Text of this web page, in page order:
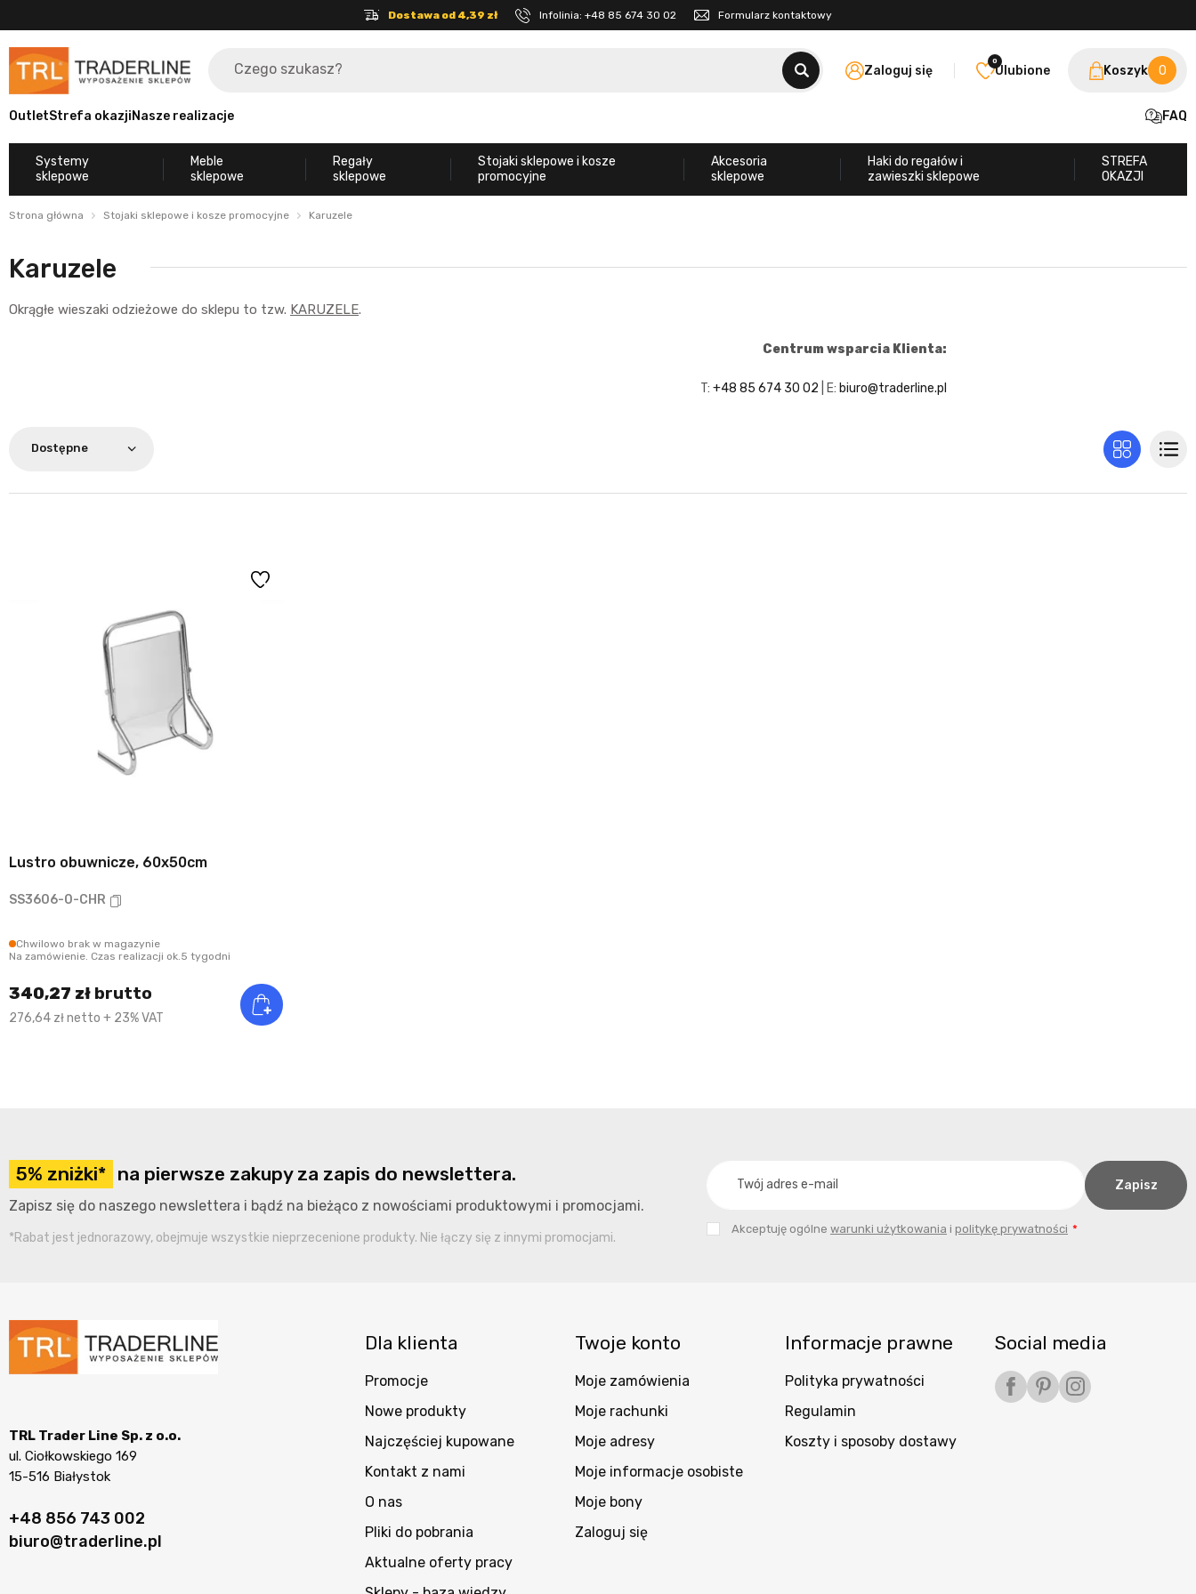
Dostawa od 4,39 zł Infolinia: +48 85 674 30 02 Formularz kontaktowy
Zaloguj się Ulubione
0
Koszyk 0
OutletStrefa okazjiNasze realizacje FAQ
Systemy
sklepowe
Meble
sklepowe
Regały
sklepowe
Stojaki sklepowe i kosze
promocyjne
Akcesoria
sklepowe
Haki do regałów i
zawieszki sklepowe
STREFA
OKAZJI
Strona główna Stojaki sklepowe i kosze promocyjne Karuzele
Karuzele
Okrągłe wieszaki odzieżowe do sklepu to tzw. KARUZELE.
Centrum wsparcia Klienta:
T: +48 85 674 30 02 | E: biuro@traderline.pl
Dostępne
Lustro obuwnicze, 60x50cm
SS3606-0-CHR
Chwilowo brak w magazynie
Na zamówienie. Czas realizacji ok.5 tygodni
340,27 zł brutto
276,64 zł netto + 23% VAT
5% zniżki* na pierwsze zakupy za zapis do newslettera.
Zapisz się do naszego newslettera i bądź na bieżąco z nowościami produktowymi i promocjami.
*Rabat jest jednorazowy, obejmuje wszystkie nieprzecenione produkty. Nie łączy się z innymi promocjami.
Akceptuję ogólne warunki użytkowania i politykę prywatności
TRL Trader Line Sp. z o.o.
ul. Ciołkowskiego 169
15-516 Białystok
+48 856 743 002
biuro@traderline.pl
Dla klienta
Promocje
Nowe produkty
Najczęściej kupowane
Kontakt z nami
O nas
Pliki do pobrania
Aktualne oferty pracy
Twoje konto
Moje zamówienia
Moje rachunki
Moje adresy
Moje informacje osobiste
Moje bony
Zaloguj się
Informacje prawne
Polityka prywatności
Regulamin
Koszty i sposoby dostawy
Social media
Facebook
PinterestInstagram